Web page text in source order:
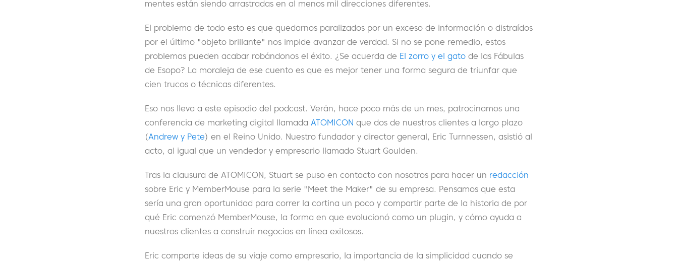
mentes están siendo arrastradas en al menos mil direcciones diferentes.
El problema de todo esto es que quedarnos paralizados por un exceso de información o distraídos
por el último "objeto brillante" nos impide avanzar de verdad. Si no se pone remedio, estos
problemas pueden acabar robándonos el éxito. ¿Se acuerda de El zorro y el gato de las Fábulas
de Esopo? La moraleja de ese cuento es que es mejor tener una forma segura de triunfar que
cien trucos o técnicas diferentes.
Eso nos lleva a este episodio del podcast. Verán, hace poco más de un mes, patrocinamos una
conferencia de marketing digital llamada ATOMICON que dos de nuestros clientes a largo plazo
(Andrew y Pete) en el Reino Unido. Nuestro fundador y director general, Eric Turnnessen, asistió al
acto, al igual que un vendedor y empresario llamado Stuart Goulden.
Tras la clausura de ATOMICON, Stuart se puso en contacto con nosotros para hacer un redacción
sobre Eric y MemberMouse para la serie "Meet the Maker" de su empresa. Pensamos que esta
sería una gran oportunidad para correr la cortina un poco y compartir parte de la historia de por
qué Eric comenzó MemberMouse, la forma en que evolucionó como un plugin, y cómo ayuda a
nuestros clientes a construir negocios en línea exitosos.
Eric comparte ideas de su viaje como empresario, la importancia de la simplicidad cuando se